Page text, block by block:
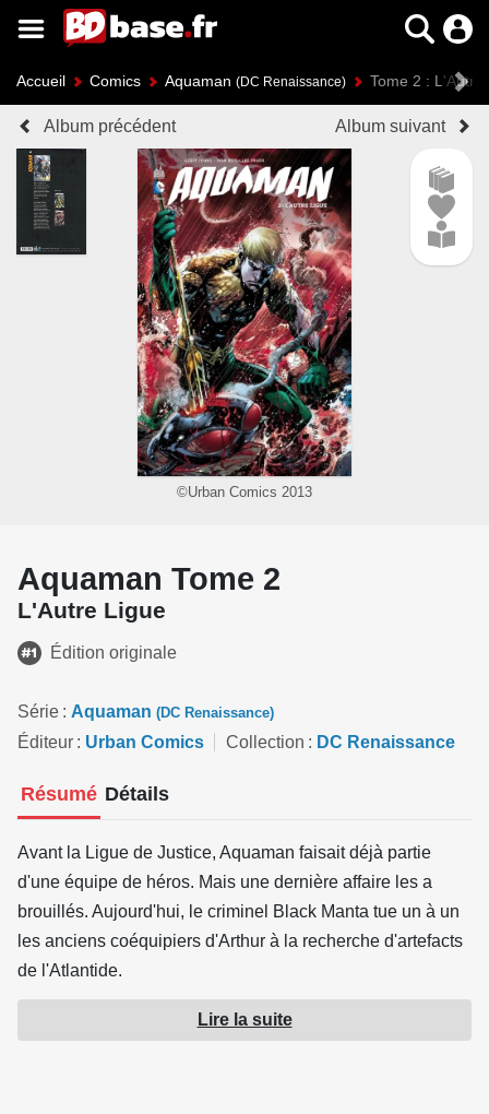
Accueil Comics Aquaman (DC Renaissance) Tome 2 : L'Autre
Album précédent Album suivant
©Urban Comics 2013
Aquaman Tome 2
L'Autre Ligue
Édition originale
Série Aquaman (DC Renaissance)
Éditeur Urban Comics Collection DC Renaissance
Résumé Détails
Avant la Ligue de Justice, Aquaman faisait déjà partie
d'une équipe de héros. Mais une dernière affaire les a
brouillés. Aujourd'hui, le criminel Black Manta tue un à un
les anciens coéquipiers d'Arthur à la recherche d'artefacts
de l'Atlantide.
Source : Urban Comics
Lire la suite